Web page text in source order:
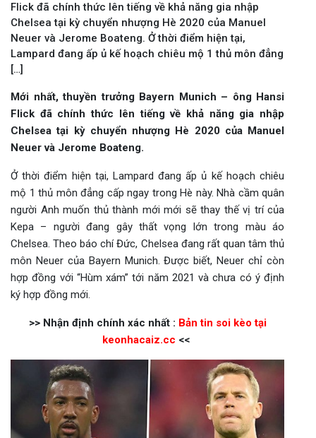
Flick đã chính thức lên tiếng về khả năng gia nhập
Chelsea tại kỳ chuyển nhượng Hè 2020 của Manuel
Neuer và Jerome Boateng. Ở thời điểm hiện tại,
Lampard đang ấp ủ kế hoạch chiêu mộ 1 thủ môn đẳng
[…]
Mới nhất, thuyền trưởng Bayern Munich – ông Hansi
Flick đã chính thức lên tiếng về khả năng gia nhập
Chelsea tại kỳ chuyển nhượng Hè 2020 của Manuel
Neuer và Jerome Boateng.
Ở thời điểm hiện tại, Lampard đang ấp ủ kế hoạch chiêu
mộ 1 thủ môn đẳng cấp ngay trong Hè này. Nhà cầm quân
người Anh muốn thủ thành mới mới sẽ thay thế vị trí của
Kepa – người đang gây thất vọng lớn trong màu áo
Chelsea. Theo báo chí Đức, Chelsea đang rất quan tâm thủ
môn Neuer của Bayern Munich. Được biết, Neuer chỉ còn
hợp đồng với “Hùm xám” tới năm 2021 và chưa có ý định
ký hợp đồng mới.
>> Nhận định chính xác nhất : Bản tin soi kèo tại
keonhacaiz.cc <<